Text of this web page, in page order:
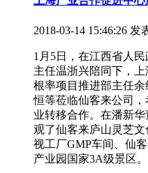
2018-03-14 15:46:26 发
1月5日，在江西省人
主任温浙兴陪同下，
根率项目推进部主任
恒等莅临仙客来公司
业转移合作。在潘新
观了仙客来庐山灵芝
视工厂GMP车间、仙
产业园国家3A级景区